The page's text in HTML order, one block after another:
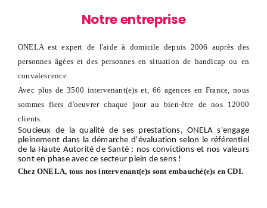
Notre entreprise
ONELA est expert de l'aide à domicile depuis 2006 auprès des
personnes âgées et des personnes en situation de handicap ou en
convalescence.
Avec plus de 3500 intervenant(e)s et, 66 agences en France, nous
sommes fiers d'oeuvrer chaque jour au bien-être de nos 12000
clients.
Soucieux de la qualité de ses prestations, ONELA s'engage
pleinement dans la démarche d'évaluation selon le référentiel
de la Haute Autorité de Santé : nos convictions et nos valeurs
sont en phase avec ce secteur plein de sens !
Chez ONELA, tous nos intervenant(e)s sont embauché(e)s en CDI.